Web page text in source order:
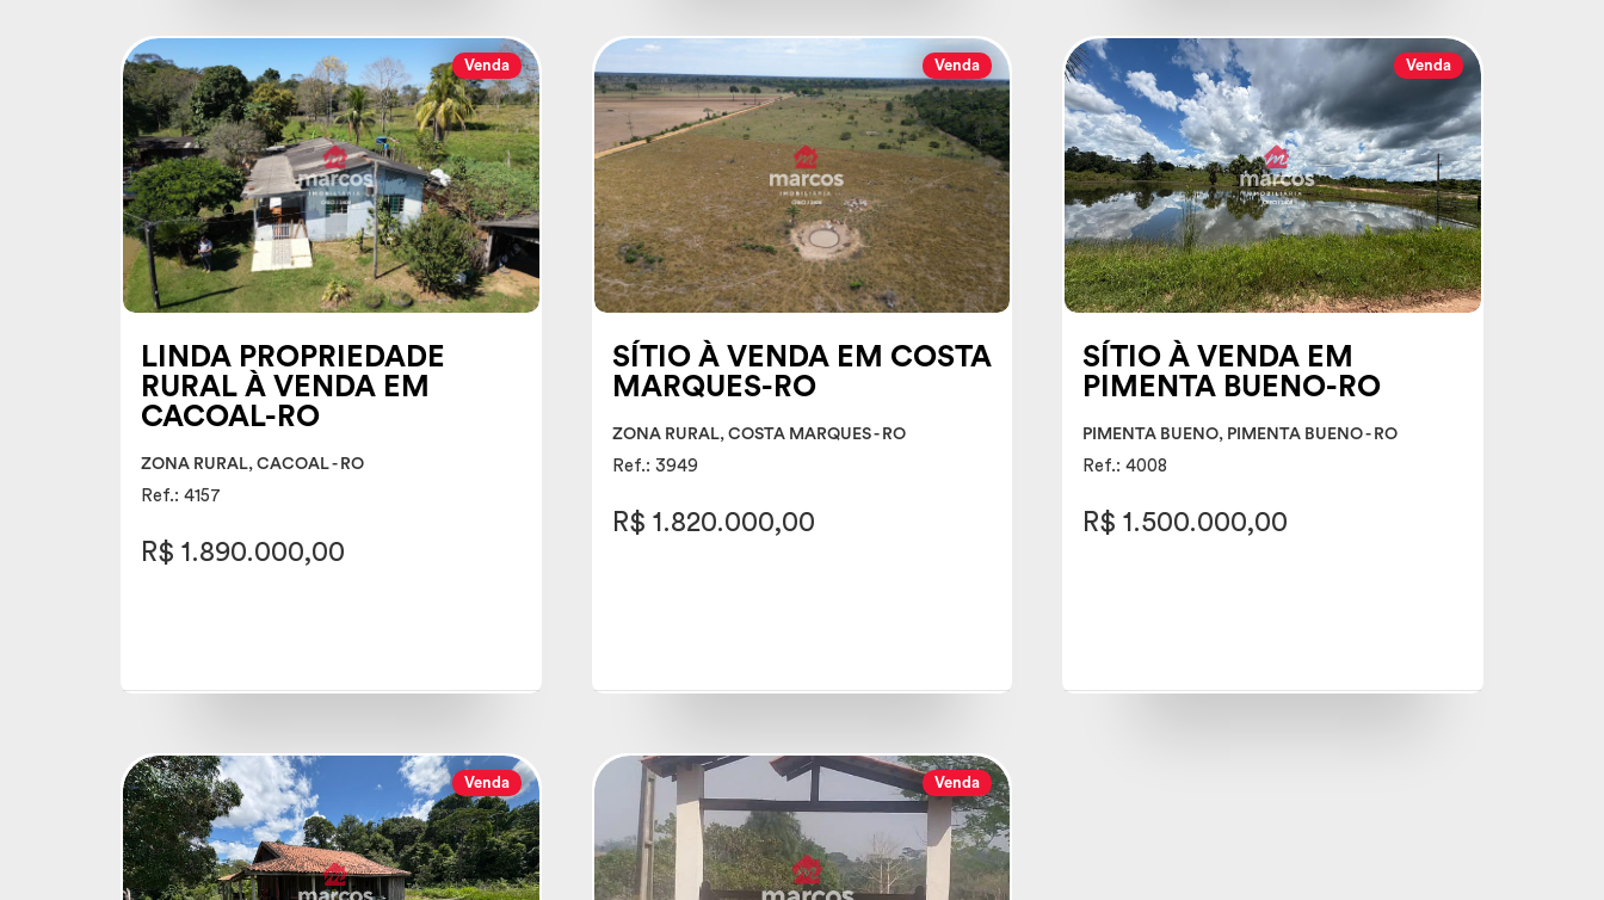
Venda
LINDA PROPRIEDADE
RURAL À VENDA EM
CACOAL-RO
ZONA RURAL, CACOAL - RO
Ref.: 4157
R$ 1.890.000,00
Venda
SÍTIO À VENDA EM COSTA
MARQUES-RO
ZONA RURAL, COSTA MARQUES - RO
Ref.: 3949
R$ 1.820.000,00
Venda
SÍTIO À VENDA EM
PIMENTA BUENO-RO
PIMENTA BUENO, PIMENTA BUENO - RO
Ref.: 4008
R$ 1.500.000,00
Venda Venda